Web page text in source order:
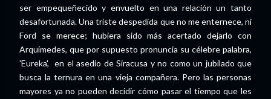
ser empequeñecido y envuelto en una relación un tanto
desafortunada. Una triste despedida que no me enternece, ni
Ford se merece; hubiera sido más acertado dejarlo con
Arquímedes, que por supuesto pronuncia su célebre palabra,
'Eureka', en el asedio de Siracusa y no como un jubilado que
busca la ternura en una vieja compañera. Pero las personas
mayores ya no pueden decidir cómo pasar el tiempo que les